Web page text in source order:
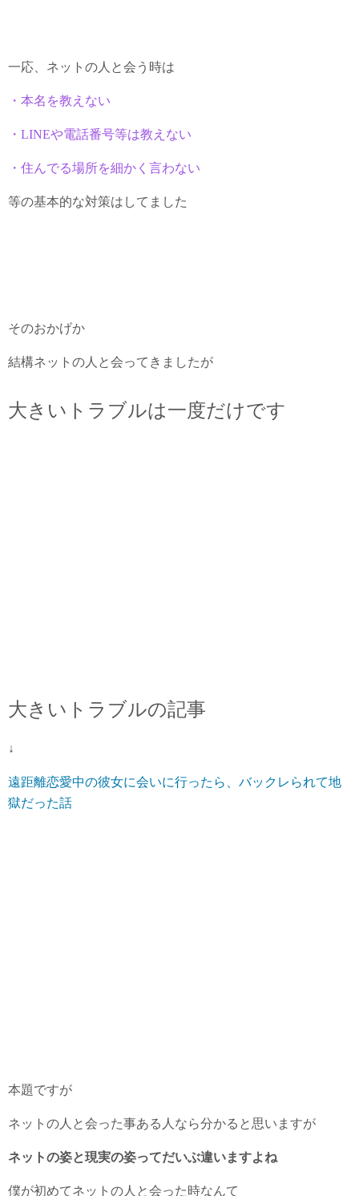
一応、ネットの人と会う時は
・本名を教えない
・LINEや電話番号等は教えない
・住んでる場所を細かく言わない
等の基本的な対策はしてました
そのおかげか
結構ネットの人と会ってきましたが
大きいトラブルは一度だけです
大きいトラブルの記事
↓
遠距離恋愛中の彼女に会いに行ったら、バックレられて地
獄だった話
本題ですが
ネットの人と会った事ある人なら分かると思いますが
ネットの姿と現実の姿ってだいぶ違いますよね
僕が初めてネットの人と会った時なんて